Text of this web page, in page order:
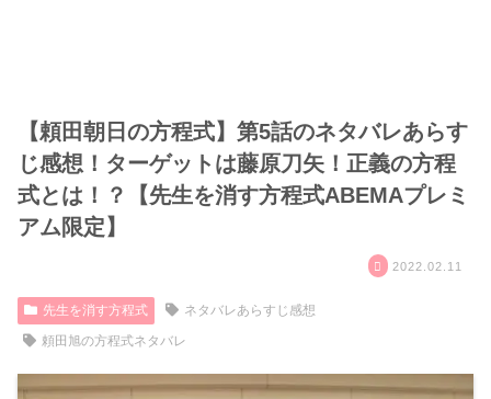
【頼田朝日の方程式】第5話のネタバレあらす
じ感想！ターゲットは藤原刀矢！正義の方程
式とは！？【先生を消す方程式ABEMAプレミ
アム限定】
2022.02.11
先生を消す方程式
ネタバレあらすじ感想
頼田旭の方程式ネタバレ